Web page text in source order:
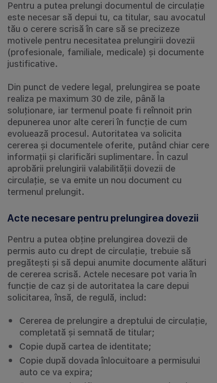
Pentru a putea prelungi documentul de circulație
este necesar să depui tu, ca titular, sau avocatul
tău o cerere scrisă în care să se precizeze
motivele pentru necesitatea prelungirii dovezii
(profesionale, familiale, medicale) și documente
justificative.
Din punct de vedere legal, prelungirea se poate
realiza pe maximum 30 de zile, până la
soluționare, iar termenul poate fi reînnoit prin
depunerea unor alte cereri în funcție de cum
evoluează procesul. Autoritatea va solicita
cererea și documentele oferite, putând chiar cere
informații și clarificări suplimentare. În cazul
aprobării prelungirii valabilității dovezii de
circulație, se va emite un nou document cu
termenul prelungit.
Acte necesare pentru prelungirea dovezii
Pentru a putea obține prelungirea dovezii de
permis auto cu drept de circulație, trebuie să
pregătești și să depui anumite documente alături
de cererea scrisă. Actele necesare pot varia în
funcție de caz și de autoritatea la care depui
solicitarea, însă, de regulă, includ:
Cererea de prelungire a dreptului de circulație,
completată și semnată de titular;
Copie după cartea de identitate;
Copie după dovada înlocuitoare a permisului
auto ce va expira;